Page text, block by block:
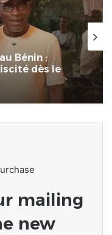
rompre
mailing
new